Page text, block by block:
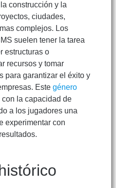
construcción y la
ciudades,
complejos. Los
suelen tener la tarea
estructuras o
recursos y tomar
para garantizar el éxito y
Este género
la capacidad de
a los jugadores una
experimentar con